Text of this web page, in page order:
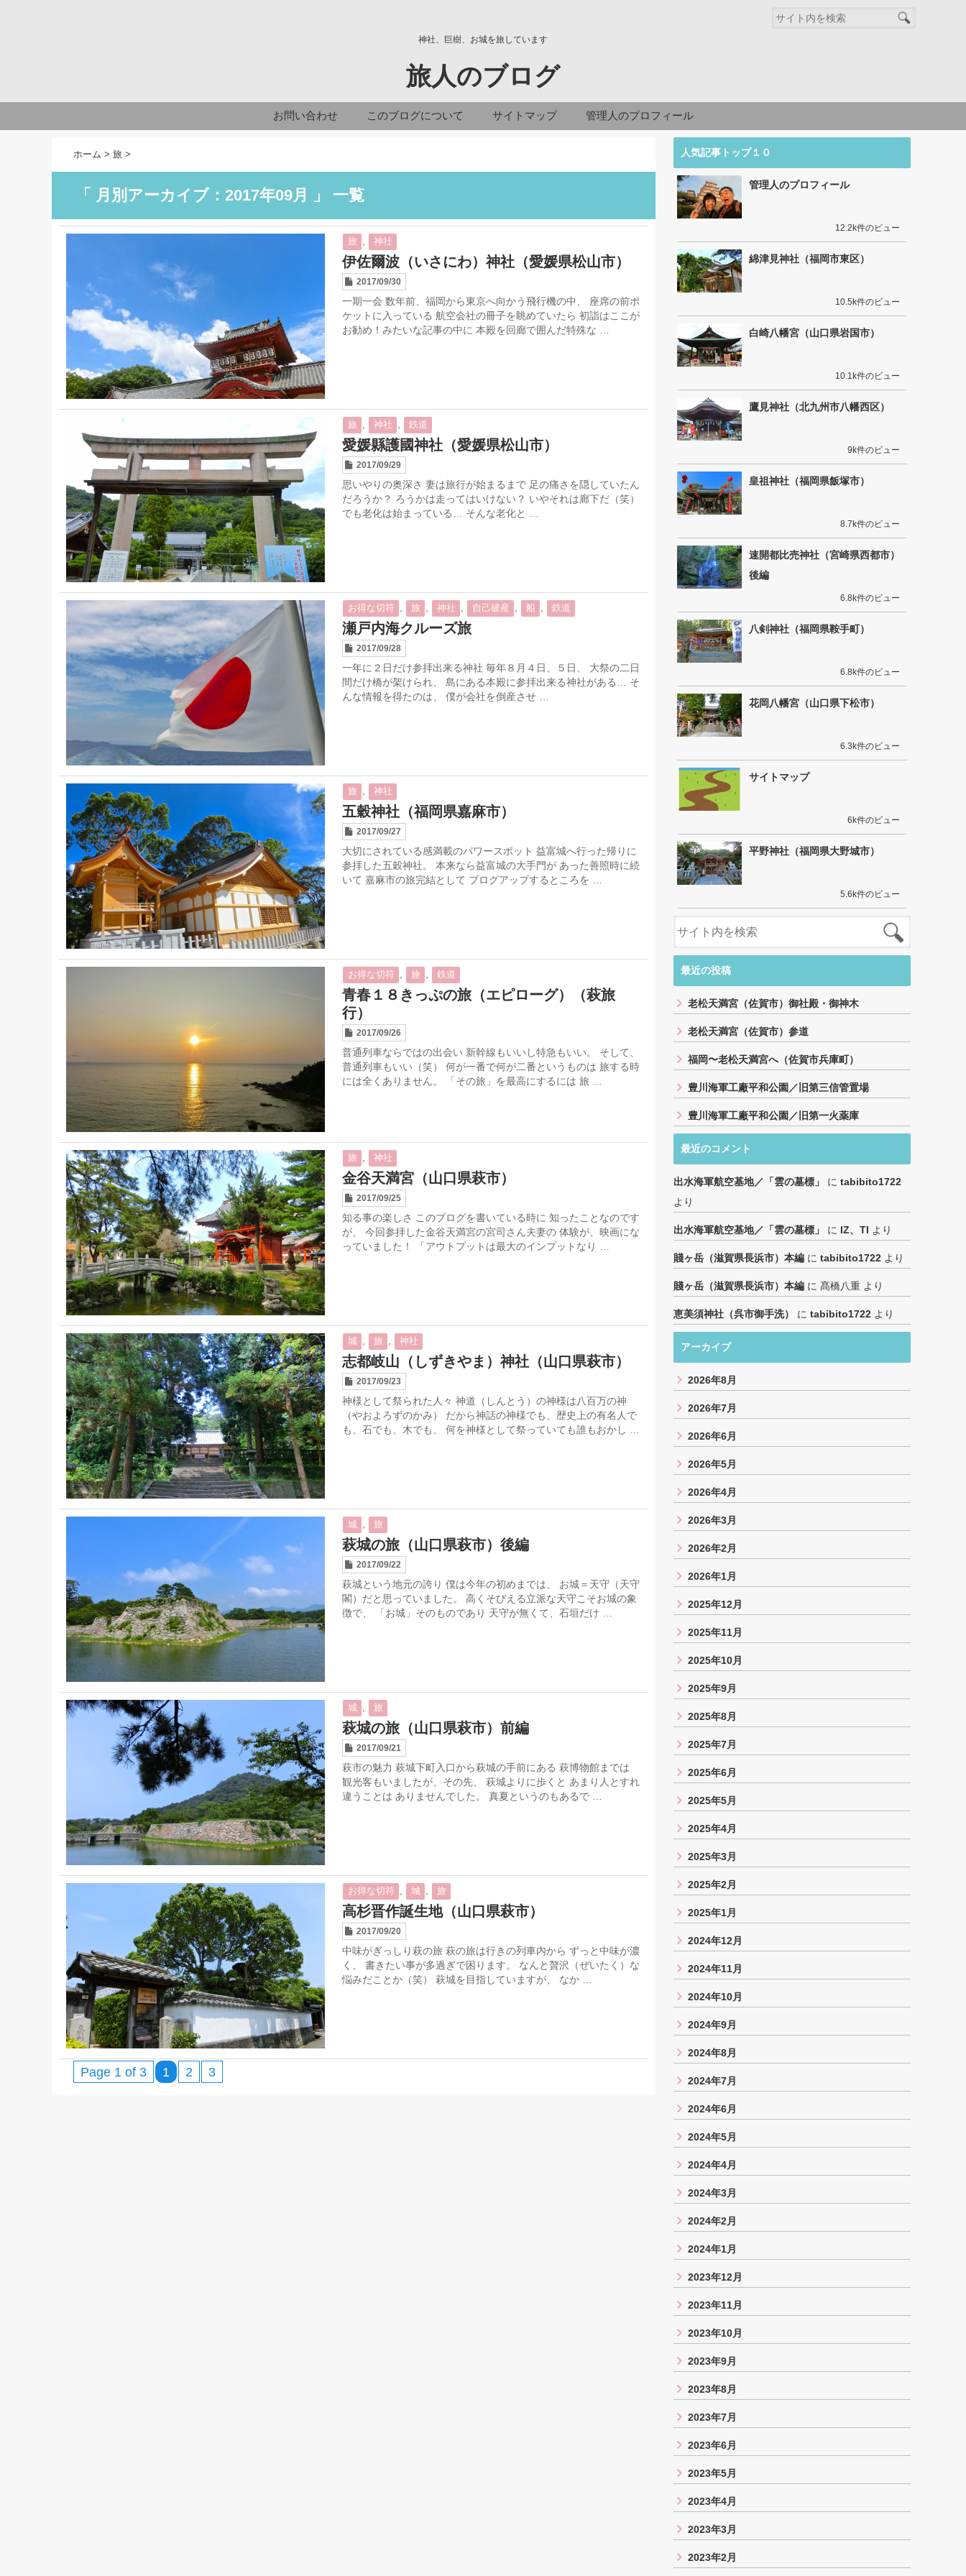
神社、巨樹、お城を旅しています
旅人のブログ
お問い合わせ このブログについて サイトマップ 管理人のプロフィール
ホーム > 旅 >
「 月別アーカイブ：2017年09月 」 一覧
旅 , 神社
伊佐爾波（いさにわ）神社（愛媛県松山市）
2017/09/30
一期一会 数年前、福岡から東京へ向かう飛行機の中、 座席の前ポ
ケットに入っている 航空会社の冊子を眺めていたら 初詣はここが
お勧め！みたいな記事の中に 本殿を回廊で囲んだ特殊な …
旅 , 神社 , 鉄道
愛媛縣護國神社（愛媛県松山市）
2017/09/29
思いやりの奥深さ 妻は旅行が始まるまで 足の痛さを隠していたん
だろうか？ ろうかは走ってはいけない？ いやそれは廊下だ（笑）
でも老化は始まっている… そんな老化と …
お得な切符 , 旅 , 神社 , 自己破産 , 船 , 鉄道
瀬戸内海クルーズ旅
2017/09/28
一年に２日だけ参拝出来る神社 毎年８月４日、５日、 大祭の二日
間だけ橋が架けられ、 島にある本殿に参拝出来る神社がある… そ
んな情報を得たのは、 僕が会社を倒産させ …
旅 , 神社
五穀神社（福岡県嘉麻市）
2017/09/27
大切にされている感満載のパワースポット 益富城へ行った帰りに
参拝した五穀神社。 本来なら益富城の大手門が あった善照時に続
いて 嘉麻市の旅完結として ブログアップするところを …
お得な切符 , 旅 , 鉄道
青春１８きっぷの旅（エピローグ）（萩旅
行）
2017/09/26
普通列車ならではの出会い 新幹線もいいし特急もいい。 そして、
普通列車もいい（笑） 何が一番で何が二番というものは 旅する時
には全くありません。 「その旅」を最高にするには 旅 …
旅 , 神社
金谷天満宮（山口県萩市）
2017/09/25
知る事の楽しさ このブログを書いている時に 知ったことなのです
が、 今回参拝した金谷天満宮の宮司さん夫妻の 体験が、映画にな
っていました！ 「アウトプットは最大のインプットなり …
城 , 旅 , 神社
志都岐山（しずきやま）神社（山口県萩市）
2017/09/23
神様として祭られた人々 神道（しんとう）の神様は八百万の神
（やおよろずのかみ） だから神話の神様でも、歴史上の有名人で
も、石でも、木でも、 何を神様として祭っていても誰もおかし …
城 , 旅
萩城の旅（山口県萩市）後編
2017/09/22
萩城という地元の誇り 僕は今年の初めまでは、 お城＝天守（天守
閣）だと思っていました。 高くそびえる立派な天守こそお城の象
徴で、 「お城」そのものであり 天守が無くて、石垣だけ …
城 , 旅
萩城の旅（山口県萩市）前編
2017/09/21
萩市の魅力 萩城下町入口から萩城の手前にある 萩博物館までは
観光客もいましたが、その先、 萩城よりに歩くと あまり人とすれ
違うことは ありませんでした。 真夏というのもあるで …
お得な切符 , 城 , 旅
高杉晋作誕生地（山口県萩市）
2017/09/20
中味がぎっしり萩の旅 萩の旅は行きの列車内から ずっと中味が濃
く、 書きたい事が多過ぎで困ります。 なんと贅沢（ぜいたく）な
悩みだことか（笑） 萩城を目指していますが、 なか …
Page 1 of 3 1 2 3
人気記事トップ１０
管理人のプロフィール
12.2k件のビュー
綿津見神社（福岡市東区）
10.5k件のビュー
白崎八幡宮（山口県岩国市）
10.1k件のビュー
鷹見神社（北九州市八幡西区）
9k件のビュー
皇祖神社（福岡県飯塚市）
8.7k件のビュー
速開都比売神社（宮崎県西都市）
後編
6.8k件のビュー
八剣神社（福岡県鞍手町）
6.8k件のビュー
花岡八幡宮（山口県下松市）
6.3k件のビュー
サイトマップ
6k件のビュー
平野神社（福岡県大野城市）
5.6k件のビュー
最近の投稿
老松天満宮（佐賀市）御社殿・御神木
老松天満宮（佐賀市）参道
福岡〜老松天満宮へ（佐賀市兵庫町）
豊川海軍工廠平和公園／旧第三信管置場
豊川海軍工廠平和公園／旧第一火薬庫
最近のコメント
出水海軍航空基地／「雲の墓標」 に tabibito1722
より
出水海軍航空基地／「雲の墓標」 に IZ、TI より
賤ヶ岳（滋賀県長浜市）本編 に tabibito1722 より
賤ヶ岳（滋賀県長浜市）本編 に 髙橋八重 より
恵美須神社（呉市御手洗） に tabibito1722 より
アーカイブ
2026年8月
2026年7月
2026年6月
2026年5月
2026年4月
2026年3月
2026年2月
2026年1月
2025年12月
2025年11月
2025年10月
2025年9月
2025年8月
2025年7月
2025年6月
2025年5月
2025年4月
2025年3月
2025年2月
2025年1月
2024年12月
2024年11月
2024年10月
2024年9月
2024年8月
2024年7月
2024年6月
2024年5月
2024年4月
2024年3月
2024年2月
2024年1月
2023年12月
2023年11月
2023年10月
2023年9月
2023年8月
2023年7月
2023年6月
2023年5月
2023年4月
2023年3月
2023年2月